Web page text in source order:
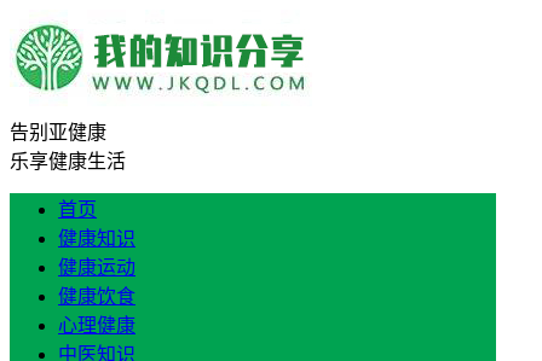
告别亚健康
乐享健康生活
首页
健康知识
健康运动
健康饮食
心理健康
中医知识